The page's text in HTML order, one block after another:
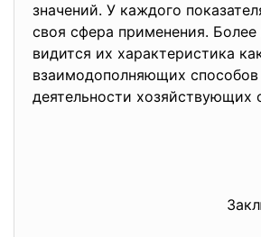
значений. У каждого
своя сфера применения. Более
видится их характеристика
взаимодополняющих способов
деятельности хозяйствующих